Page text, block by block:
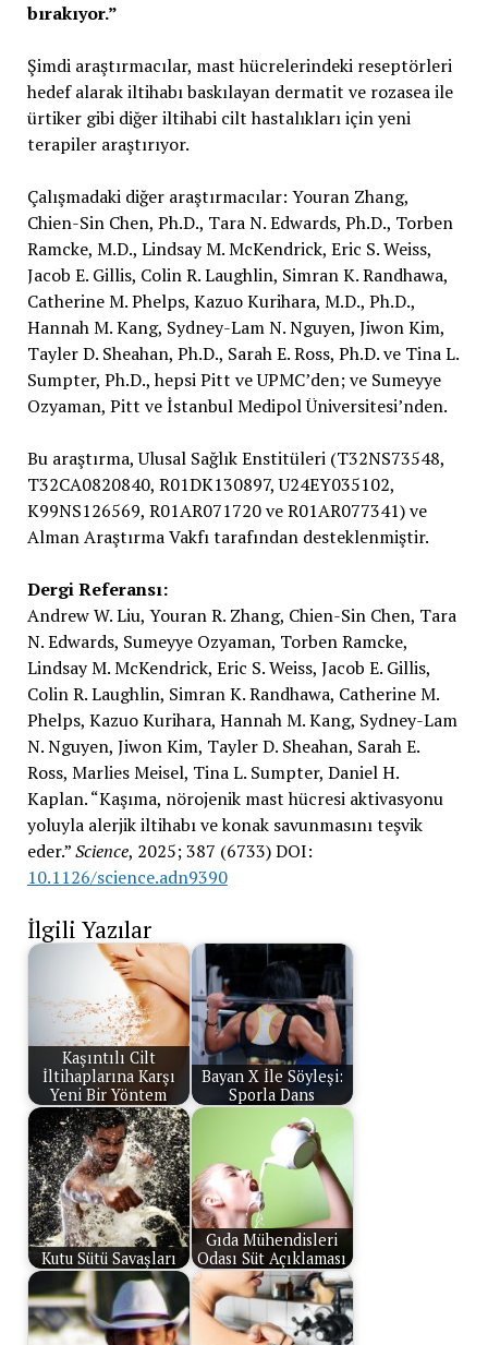
bırakıyor.”
Şimdi araştırmacılar, mast hücrelerindeki reseptörleri
hedef alarak iltihabı baskılayan dermatit ve rozasea ile
ürtiker gibi diğer iltihabi cilt hastalıkları için yeni
terapiler araştırıyor.
Çalışmadaki diğer araştırmacılar: Youran Zhang,
Chien-Sin Chen, Ph.D., Tara N. Edwards, Ph.D., Torben
Ramcke, M.D., Lindsay M. McKendrick, Eric S. Weiss,
Jacob E. Gillis, Colin R. Laughlin, Simran K. Randhawa,
Catherine M. Phelps, Kazuo Kurihara, M.D., Ph.D.,
Hannah M. Kang, Sydney-Lam N. Nguyen, Jiwon Kim,
Tayler D. Sheahan, Ph.D., Sarah E. Ross, Ph.D. ve Tina L.
Sumpter, Ph.D., hepsi Pitt ve UPMC’den; ve Sumeyye
Ozyaman, Pitt ve İstanbul Medipol Üniversitesi’nden.
Bu araştırma, Ulusal Sağlık Enstitüleri (T32NS73548,
T32CA0820840, R01DK130897, U24EY035102,
K99NS126569, R01AR071720 ve R01AR077341) ve
Alman Araştırma Vakfı tarafından desteklenmiştir.
Dergi Referansı:
Andrew W. Liu, Youran R. Zhang, Chien-Sin Chen, Tara
N. Edwards, Sumeyye Ozyaman, Torben Ramcke,
Lindsay M. McKendrick, Eric S. Weiss, Jacob E. Gillis,
Colin R. Laughlin, Simran K. Randhawa, Catherine M.
Phelps, Kazuo Kurihara, Hannah M. Kang, Sydney-Lam
N. Nguyen, Jiwon Kim, Tayler D. Sheahan, Sarah E.
Ross, Marlies Meisel, Tina L. Sumpter, Daniel H.
Kaplan. “Kaşıma, nörojenik mast hücresi aktivasyonu
yoluyla alerjik iltihabı ve konak savunmasını teşvik
eder.”Science, 2025; 387 (6733) DOI:
10.1126/science.adn9390
İlgili Yazılar
Kaşıntılı Cilt
İltihaplarına Karşı
Yeni Bir Yöntem
Bayan X İle Söyleşi:
Sporla Dans
Kutu Sütü Savaşları
Gıda Mühendisleri
Odası Süt Açıklaması